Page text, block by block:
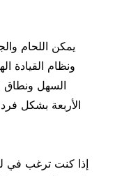
ونظام القيادة
السهل ونطاق
الأربعة بشكل